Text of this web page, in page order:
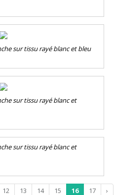
sur tissu rayé blanc et bleu
sur tissu rayé blanc et
sur tissu rayé blanc et
12 13 14 15 16 17 ›